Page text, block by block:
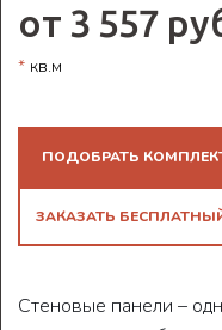
от 3 557
* кв.м
ПОДОБРАТЬ
ЗАКАЗАТЬ
Стеновые панели –